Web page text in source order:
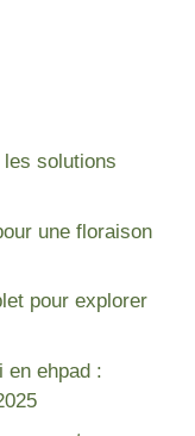
les solutions
une floraison
pour explorer
en ehpad :